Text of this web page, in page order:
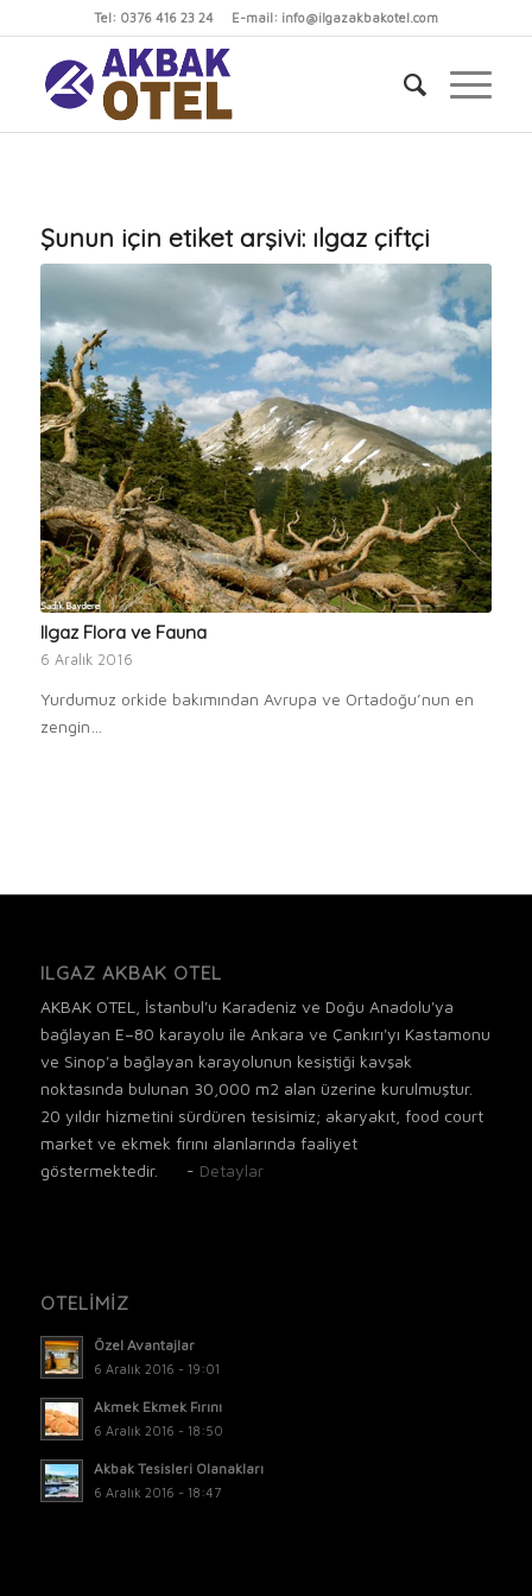
Tel: 0376 416 23 24 E-mail: info@ilgazakbakotel.com
Şunun için etiket arşivi: ılgaz çiftçi
Ilgaz Flora ve Fauna
6 Aralık 2016
Yurdumuz orkide bakımından Avrupa ve Ortadoğu’nun en
zengin…
ILGAZ AKBAK OTEL
AKBAK OTEL, İstanbul'u Karadeniz ve Doğu Anadolu'ya
bağlayan E–80 karayolu ile Ankara ve Çankırı'yı Kastamonu
ve Sinop'a bağlayan karayolunun kesiştiği kavşak
noktasında bulunan 30,000 m2 alan üzerine kurulmuştur.
20 yıldır hizmetini sürdüren tesisimiz; akaryakıt, food court
market ve ekmek fırını alanlarında faaliyet
göstermektedir. - Detaylar
OTELİMİZ
Özel Avantajlar
6 Aralık 2016 - 19:01
Akmek Ekmek Fırını
6 Aralık 2016 - 18:50
Akbak Tesisleri Olanakları
6 Aralık 2016 - 18:47